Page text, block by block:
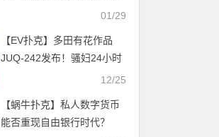
01/29
【EV扑克】多田有花作品
JUQ-242发布！骚妇24小时
都想要女婿大肉棒，为了巨
网】
12/25
【蜗牛扑克】私人数字货币
能否重现自由银行时代？